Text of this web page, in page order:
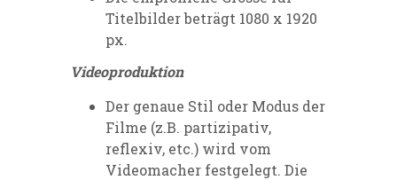
Titelbilder beträgt 1080 x 1920
px.
Videoproduktion
Der genaue Stil oder Modus der
Filme (z.B. partizipativ,
reflexiv, etc.) wird vom
Videomacher festgelegt. Die